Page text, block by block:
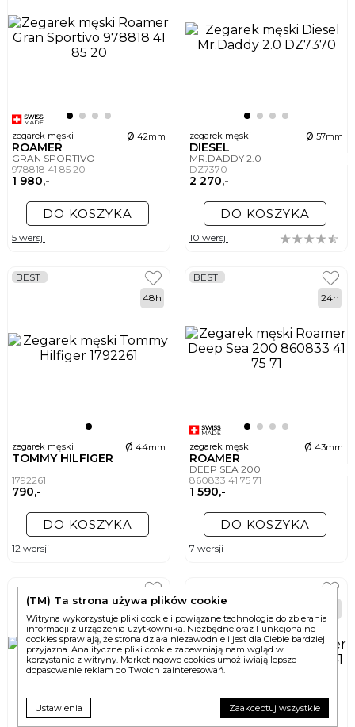
zegarek męski ø 42mm
ROAMER
GRAN SPORTIVO
978818 41 85 20
1 980,-
DO KOSZYKA
5 wersji
zegarek męski ø 57mm
DIESEL
MR.DADDY 2.0
DZ7370
2 270,-
DO KOSZYKA
10 wersji
zegarek męski ø 44mm
TOMMY HILFIGER
1792261
790,-
BEST
48h
DO KOSZYKA
12 wersji
zegarek męski ø 43mm
ROAMER
DEEP SEA 200
860833 41 75 71
1 590,-
BEST
24h
DO KOSZYKA
7 wersji
24h 24h
(TM) Ta strona używa plików cookie
Witryna wykorzystuje pliki cookie i powiązane technologie do zbierania
informacji z urządzenia użytkownika. Niezbędne oraz Funkcjonalne
cookies sprawiają, że strona działa niezawodnie i jest dla Ciebie bardziej
przyjazna. Analityczne pliki cookie zapewniają nam wgląd w
korzystanie z witryny. Marketingowe cookies umożliwiają lepsze
dopasowanie reklam do Twoich zainteresowań.
Ustawienia Zaakceptuj wszystkie